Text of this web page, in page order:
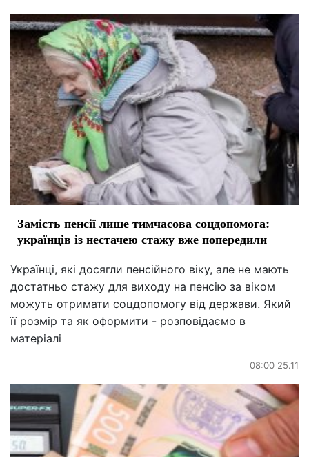
Замість пенсії лише тимчасова соцдопомога:
українців із нестачею стажу вже попередили
Українці, які досягли пенсійного віку, але не мають
достатньо стажу для виходу на пенсію за віком
можуть отримати соцдопомогу від держави. Який
її розмір та як оформити - розповідаємо в
матеріалі
08:00 25.11